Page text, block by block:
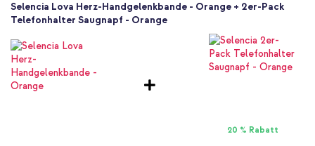
Selencia Lova Herz-Handgelenkbande - Orange + 2er-Pack
Telefonhalter Saugnapf - Orange
20 % Rabatt